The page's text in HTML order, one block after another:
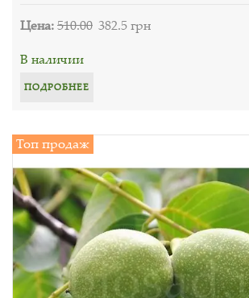
Цена:510.00 382.5 грн
В наличии
ПОДРОБНЕЕ
Топ продаж